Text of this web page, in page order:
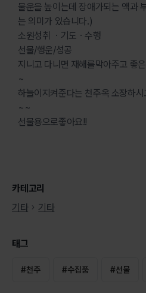
물운을 높이는데 장애가되는 액과
는 의미가 있습니다.)
소원성취 ㆍ기도ㆍ수행
선물/행운/성공
지니고 다니면 재해를막아주고 좋
~
하늘이지켜준다는 천주옥 소장하
~~
선물용으로좋아요!!
카테고리
기타
기타
태그
#천주 #수집품 #선물